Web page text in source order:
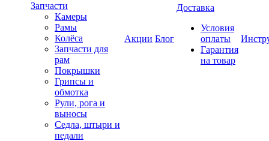
Запчасти
Камеры
Рамы
Колёса
Запчасти для
рам
Покрышки
Грипсы и
обмотка
Рули, рога и
выносы
Седла, штыри и
педали
Акции Блог
Доставка
Условия
оплаты
Гарантия
на товар